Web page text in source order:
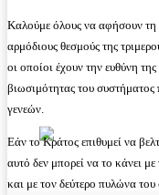
Καλούμε όλους να αφήσουν τη
αρμόδιους θεσμούς της
οι οποίοι έχουν την ευθύνη
βιωσιμότητας του
γενεών.
Εάν το Κράτος επιθυμεί να
αυτό δεν μπορεί να το κάνει
και με τον δεύτερο πυλώνα